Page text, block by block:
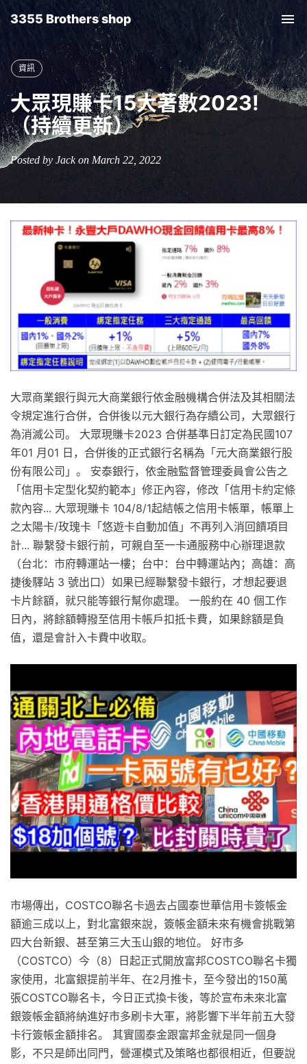
3355 Brothers shop
資訊
大眾現賺卡15大著數2023!
（持續更新）
Posted by Jack on March 22, 2022
大眾商業銀行與元大商業銀行依金融機構合併法及其相關法
令規定進行合併，合併後以元大銀行為存續公司，大眾銀行
為消滅公司。 大眾現賺卡2023 合併基準日訂定為民國107
年01 月01 日，合併後的正式銀行名稱為「元大商業銀行股
份有限公司」。 安泰銀行，依金融監督管理委員會公告之
「信用卡定型化契約範本」修正內容，修改「信用卡約定條
款內容... 大眾現賺卡 104/8/1起結帳之信用卡帳單，帳單上
之太陽卡/玫瑰卡「悠遊卡自動加值」不再列入消回饋項目
計... 聯繫發卡銀行前，可親自至一卡通服務中心辦理退款
（台北：市府轉運站一樓；台中：台中轉運站內；高雄：高
捷後驛站 3 號出口）如果已經聯繫發卡銀行，才想起要退
卡片餘額，就只能等銀行幫你處理。 一般約在 40 個工作
日內，將餘額轉撥至信用卡帳戶扣抵卡費，如果餘額是負
值，還是會計入卡費中收取。
市場傳出，COSTCO聯名卡過去占國泰世華信用卡簽帳金
額逾三成以上，對北富銀來說，簽帳金額未來有機會挑戰第
四大台新銀、甚至第三大玉山銀的地位。 好市多
（COSTCO）今（8）日起正式開放富邦COSTCO聯名卡獨
家使用，北富銀提前半年、在2月推卡，至今發出的150萬
張COSTCO聯名卡，今日正式換卡後，等於宣布未來北富
銀簽帳金額將納進好市多刷卡大軍，將影響下半年前五大發
卡行簽帳金額排名。 其實國泰金跟富邦金就是同一個身
影，不只是師出同門，營運模式及策略也都很相近，但要說